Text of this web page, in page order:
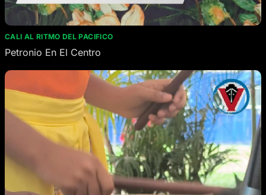
CALI AL RITMO DEL PACIFICO
Petronio En El Centro